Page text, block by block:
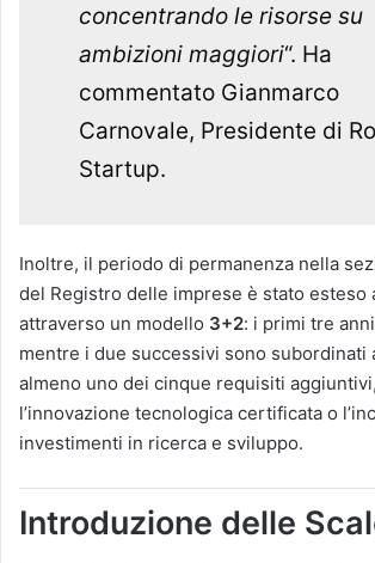
concentrando le risorse su
ambizioni maggiori“. Ha
commentato Gianmarco
Carnovale, Presidente di
Startup.
Inoltre, il periodo di permanenza nella
del Registro delle imprese è stato esteso
attraverso un modello 3+2: i primi tre
mentre i due successivi sono subordinati
almeno uno dei cinque requisiti
l’innovazione tecnologica certificata o
investimenti in ricerca e sviluppo​.
Introduzione delle